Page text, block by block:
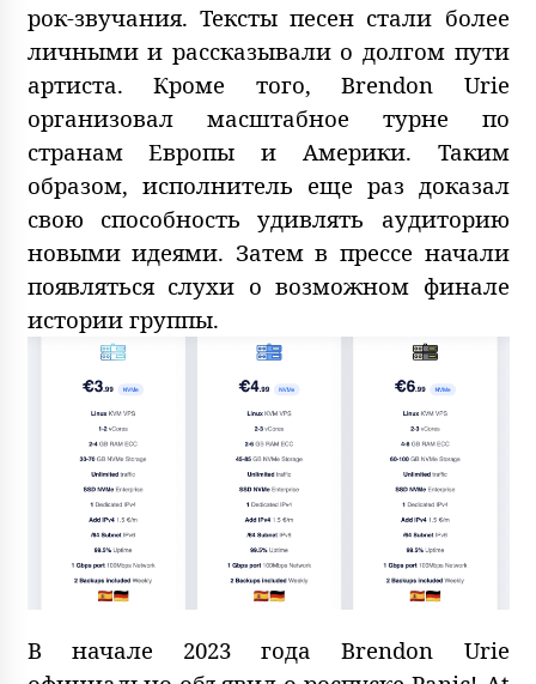
рок-звучания. Тексты песен стали более
личными и рассказывали о долгом пути
артиста. Кроме того, Brendon Urie
организовал масштабное турне по
странам Европы и Америки. Таким
образом, исполнитель еще раз доказал
свою способность удивлять аудиторию
новыми идеями. Затем в прессе начали
появляться слухи о возможном финале
истории группы.
В начале 2023 года Brendon Urie